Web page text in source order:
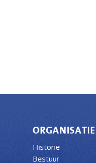
ORGANISATIE
Historie
Bestuur